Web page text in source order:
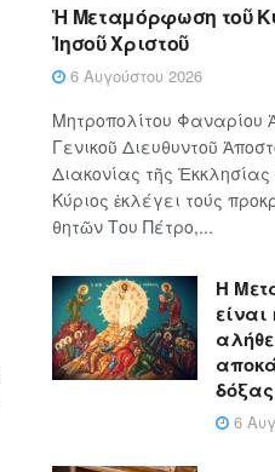
Ἡ Μεταμόρφωση τοῦ
Ἰησοῦ Χριστοῦ
6 Αυγούστου 2026
Μητροπολίτου Φαναρίου
Γενικοῦ Διευθυντοῦ
Διακονίας τῆς
Κύ­ρι­ος ἐκλέγει τούς
θη­τῶν Του Πέ­τρο,...
Η
είναι
6